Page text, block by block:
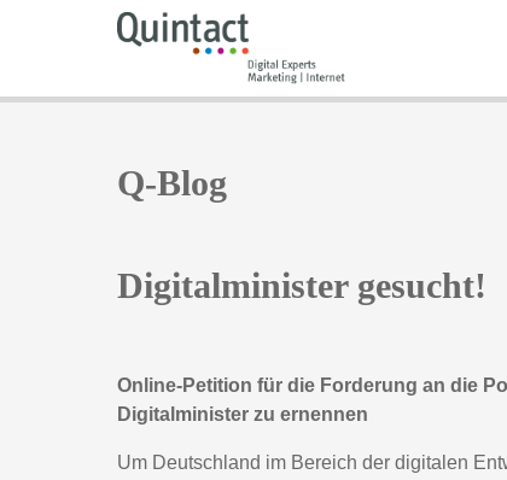
Q-Blog
Digitalminister gesucht!
Online-Petition für die Forderung an die
Digitalminister zu ernennen
Um Deutschland im Bereich der digitalen